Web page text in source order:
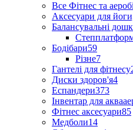
Все Фітнес та
Аксесуари для
Балансувальні
Бодібари59
Різне7
Гантелі для фітнесу
Диски здоров'я4
Еспандери373
Інвентар для
Фітнес аксесуари85
Медболи14